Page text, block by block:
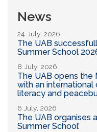
News
24 July, 2026
The UAB
Summer School
8 July, 2026
The UAB opens the
with an
literacy and
6 July, 2026
The UAB organises
Summer School’